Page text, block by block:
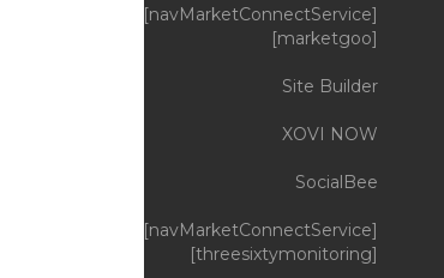
[navMarketConnectService]
[marketgoo]
Site Builder
XOVI NOW
SocialBee
[navMarketConnectService]
[threesixtymonitoring]